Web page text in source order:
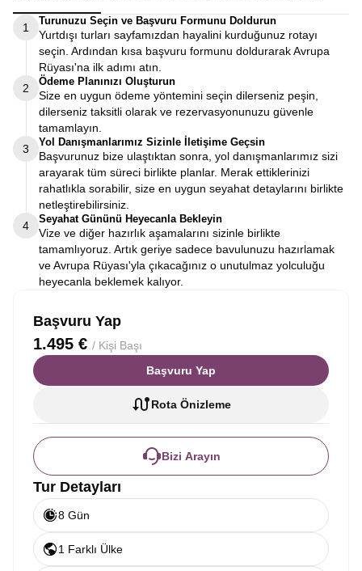
1
Turunuzu Seçin ve Başvuru Formunu Doldurun
Yurtdışı turları sayfamızdan hayalini kurduğunuz rotayı
seçin. Ardından kısa başvuru formunu doldurarak Avrupa
Rüyası'na ilk adımı atın.
2
Ödeme Planınızı Oluşturun
Size en uygun ödeme yöntemini seçin dilerseniz peşin,
dilerseniz taksitli olarak ve rezervasyonunuzu güvenle
tamamlayın.
3
Yol Danışmanlarımız Sizinle İletişime Geçsin
Başvurunuz bize ulaştıktan sonra, yol danışmanlarımız sizi
arayarak tüm süreci birlikte planlar. Merak ettiklerinizi
rahatlıkla sorabilir, size en uygun seyahat detaylarını birlikte
netleştirebilirsiniz.
4
Seyahat Gününü Heyecanla Bekleyin
Vize ve diğer hazırlık aşamalarını sizinle birlikte
tamamlıyoruz. Artık geriye sadece bavulunuzu hazırlamak
ve Avrupa Rüyası'yla çıkacağınız o unutulmaz yolculuğu
heyecanla beklemek kalıyor.
Başvuru Yap
1.495 € / Kişi Başı
Başvuru Yap
Rota Önizleme
Bizi Arayın
Tur Detayları
8 Gün
1 Farklı Ülke